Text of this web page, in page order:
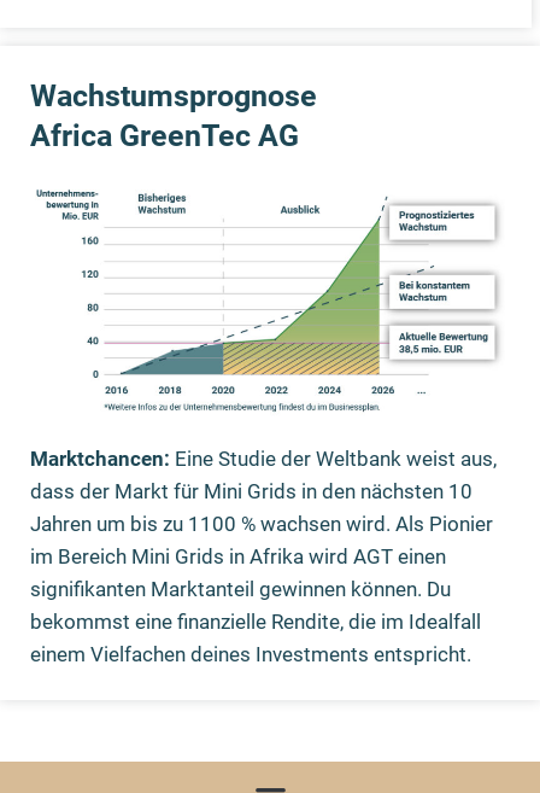
Wachstumsprognose
Africa GreenTec AG
Marktchancen: Eine Studie der Weltbank weist aus,
dass der Markt für Mini Grids in den nächsten 10
Jahren um bis zu 1100 % wachsen wird. Als Pionier
im Bereich Mini Grids in Afrika wird AGT einen
signifikanten Marktanteil gewinnen können. Du
bekommst eine finanzielle Rendite, die im Idealfall
einem Vielfachen deines Investments entspricht.